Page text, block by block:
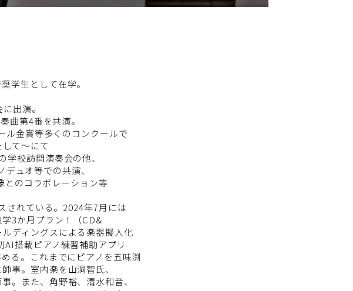
学生として在学。
出演。
曲第4番を共演。
ル金賞等多くのコンクールで
て〜にて
校訪問演奏会の他、
ュオ等での共演、
とのコラボレーション等
されている。2024年7月には
3か月プラン！（CD&
ディングスによる楽器擬人化
搭載ピアノ練習補助アプリ
る。これまでにピアノを五味渕
事。室内楽を山洞智氏、
。また、角野裕、清水和音、